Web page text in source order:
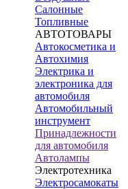
Салонные
Топливные
АВТОТОВАРЫ
Автокосметика и
Автохимия
Электрика и
электроника для
автомобиля
Автомобильный
инструмент
Принадлежности
для автомобиля
Автолампы
Электротехника
Электросамокаты